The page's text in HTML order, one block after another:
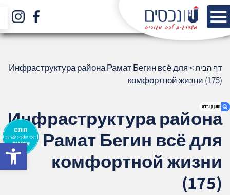
1. Инфраструктура района Рамат Бегин
всё для комфортной жизни (175)
2. אודות U נכסים
3. שאלתם ? ענינו !
דף הבית>
Инфраструктура района Рамат Бегин всё для
комфортной жизни (175)
Инфраструктура района
Рамат Бегин всё для
комфортной жизни
(175)